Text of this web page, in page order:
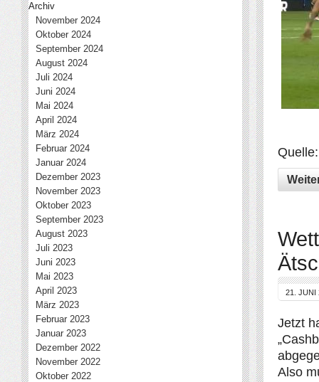
21. JUNI
Jetzt
Also
Archiv
November 2024
Oktober 2024
September 2024
August 2024
Juli 2024
Juni 2024
Mai 2024
April 2024
März 2024
Februar 2024
Januar 2024
Dezember 2023
November 2023
Oktober 2023
September 2023
August 2023
Juli 2023
Juni 2023
Mai 2023
April 2023
März 2023
Februar 2023
Januar 2023
Dezember 2022
November 2022
Oktober 2022